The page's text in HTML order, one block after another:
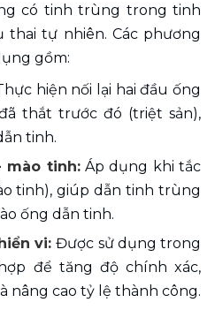
có tinh trùng trong tinh
tự nhiên. Các phương
gồm:
hiện nối lại hai đầu ống
thắt trước đó (triệt sản),
tinh.
mào tinh: Áp dụng khi tắc
tinh), giúp dẫn tinh trùng
ống dẫn tinh.
vi: Được sử dụng trong
để tăng độ chính xác,
nâng cao tỷ lệ thành công.